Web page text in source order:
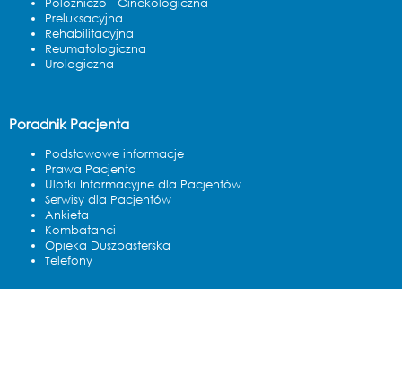
Polożniczo - Ginekologiczna
Preluksacyjna
Rehabilitacyjna
Reumatologiczna
Urologiczna
Poradnik Pacjenta
Podstawowe informacje
Prawa Pacjenta
Ulotki Informacyjne dla Pacjentów
Serwisy dla Pacjentów
Ankieta
Kombatanci
Opieka Duszpasterska
Telefony